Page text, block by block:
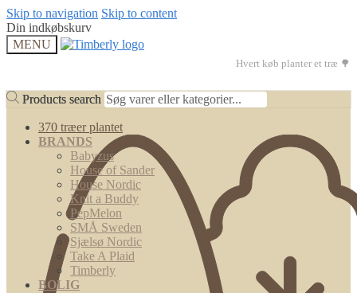
Skip to navigation Skip to content
Din indkøbskurv
MENU
Hvert køb planter et træ 🌳
Products search
370 træer plantet
Products search
BRANDS
Babyzus
House of Sander
House Nordic
Knit a Buddy
PepMelon
SMÅ Sweden
Sjælsø Nordic
Take A Plaid
Timberly
BOLIG